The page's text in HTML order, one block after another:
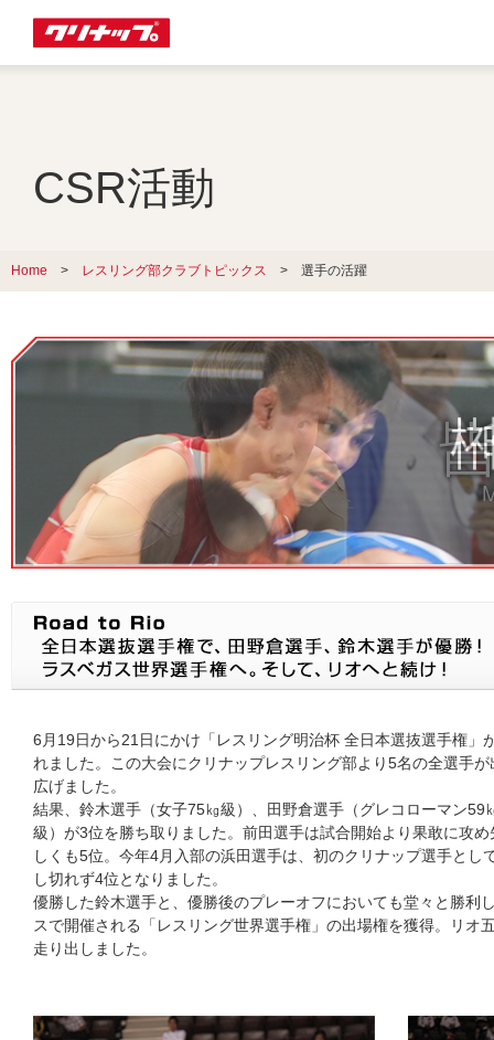
CSR活動
Home > レスリング部クラブトピックス > 選手の活躍
6月19日から21日にかけ「レスリング明治杯 全日本選抜選手権」
れました。この大会にクリナップレスリング部より5名の全選手
広げました。
結果、鈴木選手（女子75㎏級）、田野倉選手（グレコローマン59
級）が3位を勝ち取りました。前田選手は試合開始より果敢に攻
しくも5位。今年4月入部の浜田選手は、初のクリナップ選手とし
し切れず4位となりました。
優勝した鈴木選手と、優勝後のプレーオフにおいても堂々と勝利
スで開催される「レスリング世界選手権」の出場権を獲得。リオ
走り出しました。